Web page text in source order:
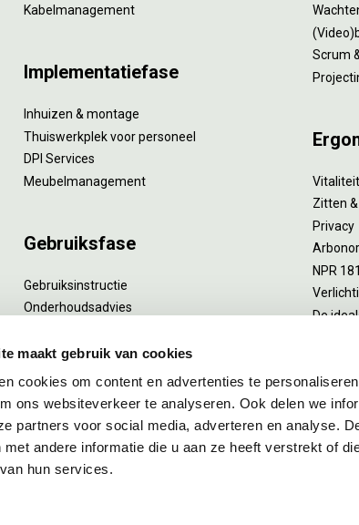
maakt gebruik van cookies
cookies om content en advertenties te
ons websiteverkeer te analyseren. Ook delen we
partners voor social media, adverteren en analyse.
met andere informatie die u aan ze heeft verstrekt of
hun services.
Kabelmanagement
Implementatiefase
Inhuizen & montage
Thuiswerkplek voor personeel
DPI Services
Meubelmanagement
Gebruiksfase
Gebruiksinstructie
Onderhoudsadvies
Specialistische reiniging
Refurbishment
Interne verhuizing
Scrum
Vitaliteit
Zitten
Privacy
NPR
De